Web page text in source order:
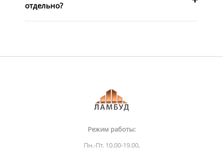
отдельно?
Режим работы:
Пн.-Пт. 10.00-19.00,